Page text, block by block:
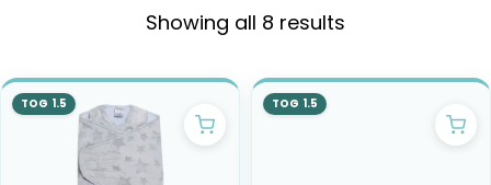
Showing all 8 results
TOG 1.5 TOG 1.5